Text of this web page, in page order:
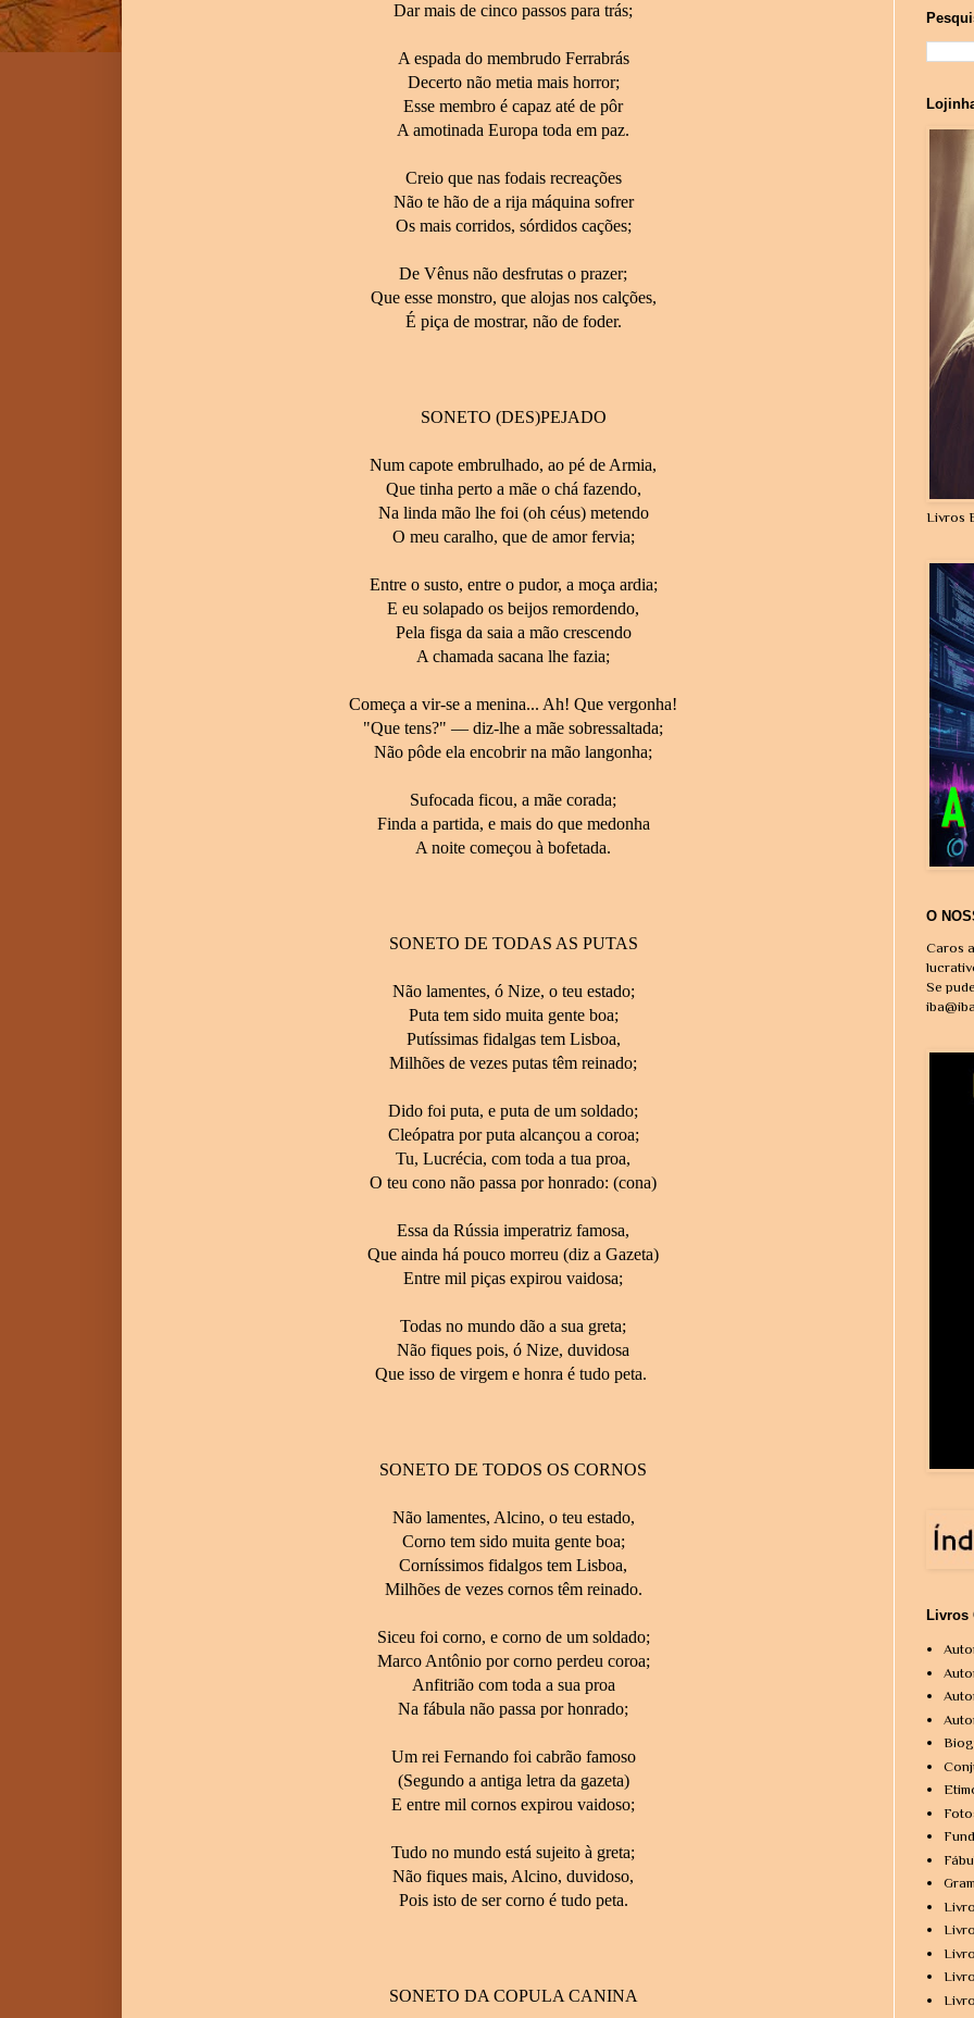
Dar mais de cinco passos para trás;
A espada do membrudo Ferrabrás
Decerto não metia mais horror;
Esse membro é capaz até de pôr
A amotinada Europa toda em paz.
Creio que nas fodais recreações
Não te hão de a rija máquina sofrer
Os mais corridos, sórdidos cações;
De Vênus não desfrutas o prazer;
Que esse monstro, que alojas nos calções,
É piça de mostrar, não de foder.
SONETO (DES)PEJADO
Num capote embrulhado, ao pé de Armia,
Que tinha perto a mãe o chá fazendo,
Na linda mão lhe foi (oh céus) metendo
O meu caralho, que de amor fervia;
Entre o susto, entre o pudor, a moça ardia;
E eu solapado os beijos remordendo,
Pela fisga da saia a mão crescendo
A chamada sacana lhe fazia;
Começa a vir-se a menina... Ah! Que vergonha!
"Que tens?" — diz-lhe a mãe sobressaltada;
Não pôde ela encobrir na mão langonha;
Sufocada ficou, a mãe corada;
Finda a partida, e mais do que medonha
A noite começou à bofetada.
SONETO DE TODAS AS PUTAS
Não lamentes, ó Nize, o teu estado;
Puta tem sido muita gente boa;
Putíssimas fidalgas tem Lisboa,
Milhões de vezes putas têm reinado;
Dido foi puta, e puta de um soldado;
Cleópatra por puta alcançou a coroa;
Tu, Lucrécia, com toda a tua proa,
O teu cono não passa por honrado: (cona)
Essa da Rússia imperatriz famosa,
Que ainda há pouco morreu (diz a Gazeta)
Entre mil piças expirou vaidosa;
Todas no mundo dão a sua greta;
Não fiques pois, ó Nize, duvidosa
Que isso de virgem e honra é tudo peta.
SONETO DE TODOS OS CORNOS
Não lamentes, Alcino, o teu estado,
Corno tem sido muita gente boa;
Corníssimos fidalgos tem Lisboa,
Milhões de vezes cornos têm reinado.
Siceu foi corno, e corno de um soldado;
Marco Antônio por corno perdeu coroa;
Anfitrião com toda a sua proa
Na fábula não passa por honrado;
Um rei Fernando foi cabrão famoso
(Segundo a antiga letra da gazeta)
E entre mil cornos expirou vaidoso;
Tudo no mundo está sujeito à greta;
Não fiques mais, Alcino, duvidoso,
Pois isto de ser corno é tudo peta.
SONETO DA COPULA CANINA
Livros
O
Caros
Se
Livros